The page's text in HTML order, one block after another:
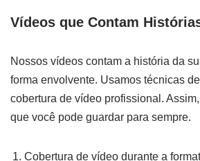
Vídeos que Contam
Nossos vídeos contam a história da
forma envolvente. Usamos técnicas
cobertura de vídeo profissional.
que você pode guardar para sempre.
Cobertura de vídeo durante a